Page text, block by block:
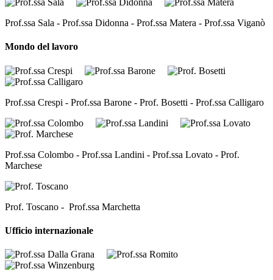
Prof.ssa Sala - Prof.ssa Didonna - Prof.ssa Matera - Prof.ssa Viganò
Mondo del lavoro
Prof.ssa Crespi - Prof.ssa Barone - Prof. Bosetti - Prof.ssa Calligaro
Prof.ssa Colombo - Prof.ssa Landini - Prof.ssa Lovato - Prof.
Marchese
Prof. Toscano - Prof.ssa Marchetta
Ufficio internazionale